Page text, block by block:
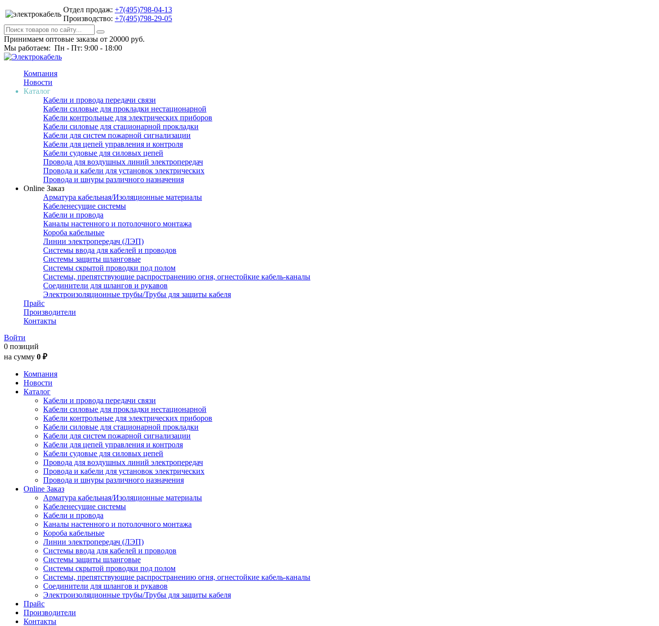
Отдел продаж: +7(495)798-04-13
Производство: +7(495)798-29-05
Принимаем оптовые заказы от 20000 руб.
Мы работаем: Пн - Пт: 9:00 - 18:00
Компания
Новости
Каталог
Кабели и провода передачи связи
Кабели силовые для прокладки нестационарной
Кабели контрольные для электрических приборов
Кабели силовые для стационарной прокладки
Кабели для систем пожарной сигнализации
Кабели для цепей управления и контроля
Кабели судовые для силовых цепей
Провода для воздушных линий электропередач
Провода и кабели для установок электрических
Провода и шнуры различного назначения
Online Заказ
Арматура кабельная/Изоляционные материалы
Кабеленесущие системы
Кабели и провода
Каналы настенного и потолочного монтажа
Короба кабельные
Линии электропередач (ЛЭП)
Системы ввода для кабелей и проводов
Системы защиты шланговые
Системы скрытой проводки под полом
Системы, препятствующие распространению огня, огнестойкие кабель-каналы
Соединители для шлангов и рукавов
Электроизоляционные трубы/Трубы для защиты кабеля
Прайс
Производители
Контакты
Войти
0 позиций
на сумму 0 ₽
Компания
Новости
Каталог
Кабели и провода передачи связи
Кабели силовые для прокладки нестационарной
Кабели контрольные для электрических приборов
Кабели силовые для стационарной прокладки
Кабели для систем пожарной сигнализации
Кабели для цепей управления и контроля
Кабели судовые для силовых цепей
Провода для воздушных линий электропередач
Провода и кабели для установок электрических
Провода и шнуры различного назначения
Online Заказ
Арматура кабельная/Изоляционные материалы
Кабеленесущие системы
Кабели и провода
Каналы настенного и потолочного монтажа
Короба кабельные
Линии электропередач (ЛЭП)
Системы ввода для кабелей и проводов
Системы защиты шланговые
Системы скрытой проводки под полом
Системы, препятствующие распространению огня, огнестойкие кабель-каналы
Соединители для шлангов и рукавов
Электроизоляционные трубы/Трубы для защиты кабеля
Прайс
Производители
Контакты